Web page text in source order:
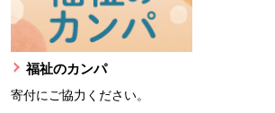
福祉のカンパ
寄付にご協力ください。